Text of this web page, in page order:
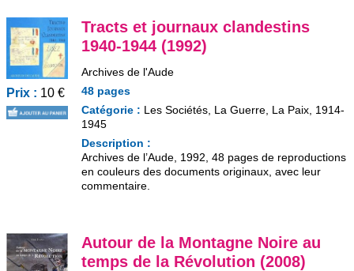
Prix : 10 €
Tracts et journaux clandestins
1940-1944 (1992)
Archives de l'Aude
48 pages
Catégorie : Les Sociétés, La Guerre, La Paix, 1914-
1945
Description :
Archives de l’Aude, 1992, 48 pages de reproductions
en couleurs des documents originaux, avec leur
commentaire.
Autour de la Montagne Noire au
temps de la Révolution (2008)